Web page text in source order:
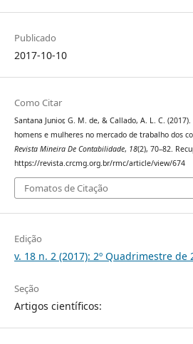
Publicado
2017-10-10
Como Citar
Santana Junior, G. M. de, & Callado, A. L. C.
homens e mulheres no mercado de trabalho dos
Revista Mineira De Contabilidade, 18(2), 70–82.
https://revista.crcmg.org.br/rmc/article/view/674
Fomatos de Citação
Edição
v. 18 n. 2 (2017): 2º Quadrimestre de
Seção
Artigos científicos: